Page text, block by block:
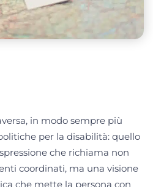
in modo sempre più
per la disabilità: quello
che richiama non
coordinati, ma una visione
che mette la persona con